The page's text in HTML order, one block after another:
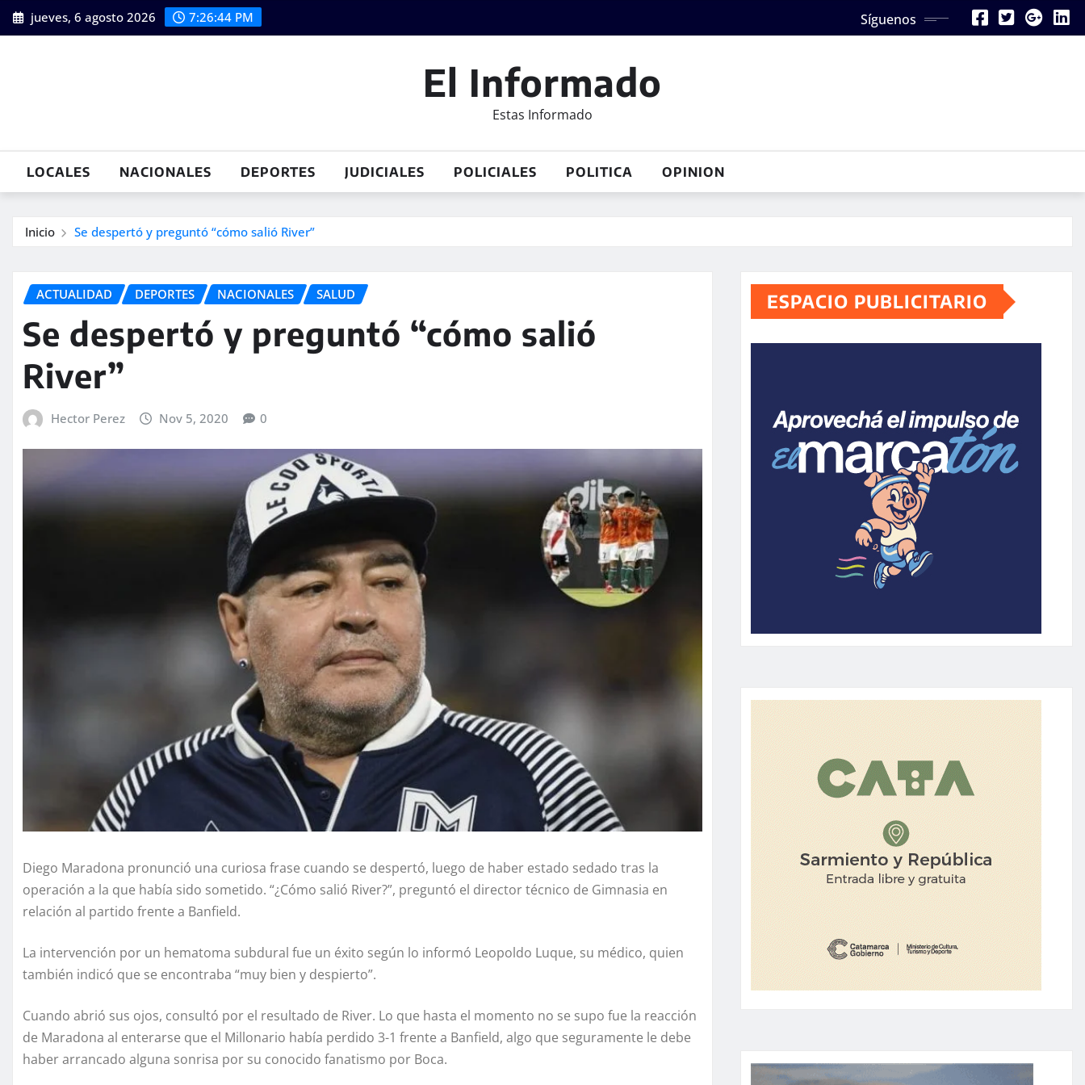
Saltar
al
jueves, 6 agosto 2026 7:26:45 PM Síguenos
El Informado
Estas Informado
LOCALES NACIONALES DEPORTES JUDICIALES POLICIALES POLITICA OPINION
Inicio Se despertó y preguntó “cómo salió River”
ACTUALIDAD DEPORTES NACIONALES SALUD
Se despertó y preguntó “cómo salió
River”
Hector Perez Nov 5, 2020 0
Diego Maradona pronunció una curiosa frase cuando se despertó, luego de haber estado sedado tras la
operación a la que había sido sometido. “¿Cómo salió River?”, preguntó el director técnico de Gimnasia en
relación al partido frente a Banfield.
La intervención por un hematoma subdural fue un éxito según lo informó Leopoldo Luque, su médico, quien
también indicó que se encontraba “muy bien y despierto”.
Cuando abrió sus ojos, consultó por el resultado de River. Lo que hasta el momento no se supo fue la reacción
de Maradona al enterarse que el Millonario había perdido 3-1 frente a Banfield, algo que seguramente le debe
haber arrancado alguna sonrisa por su conocido fanatismo por Boca.
ESPACIO PUBLICITARIO